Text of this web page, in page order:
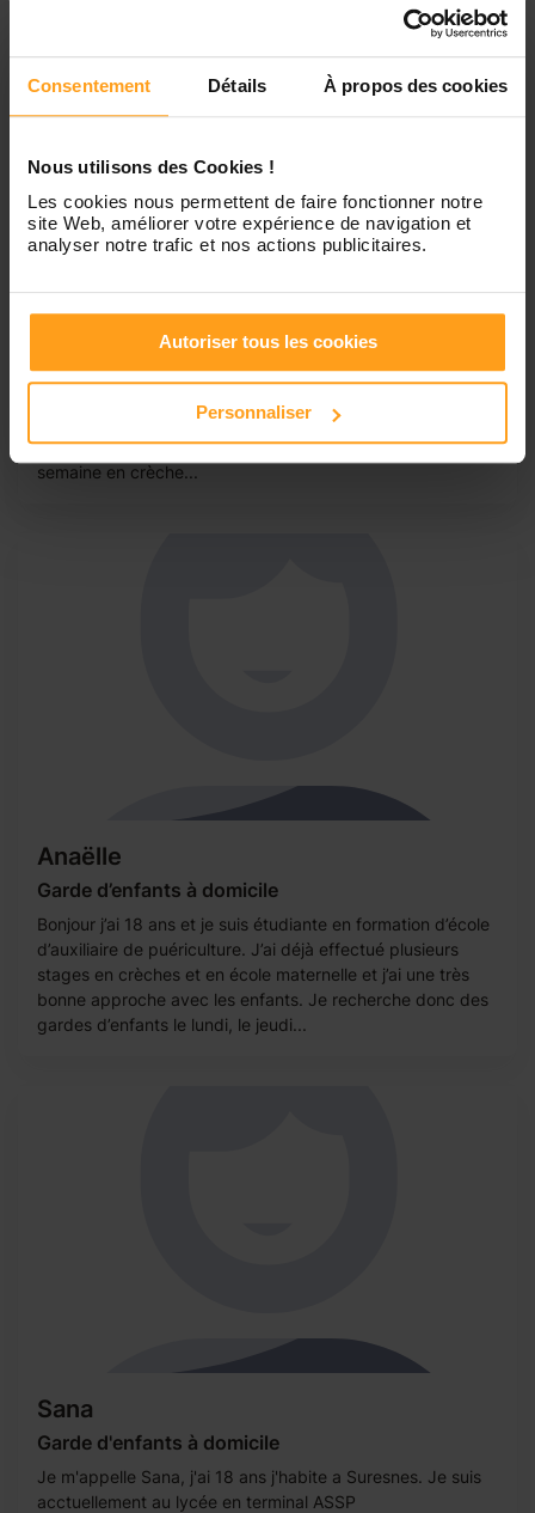
Consentement Détails À propos des cookies
Nous utilisons des Cookies !
Les cookies nous permettent de faire fonctionner notre
site Web, améliorer votre expérience de navigation et
analyser notre trafic et nos actions publicitaires.
Autoriser tous les cookies
Personnaliser
Cherche un babysitting
Bonjour, je mapelle Ariane j'ai 16 ans, j'habite à suresnes.
Je suis actuellement au lycée Étienne jule marey à
ASSP (aide soins service a la personne). Ayant déjà
effectuer pas mal de babysitting et de stage de plus de 6
semaine en crèche...
Anaëlle
Garde d’enfants à domicile
Bonjour j’ai 18 ans et je suis étudiante en formation d’école
d’auxiliaire de puériculture. J’ai déjà effectué plusieurs
stages en crèches et en école maternelle et j’ai une très
bonne approche avec les enfants. Je recherche donc des
gardes d’enfants le lundi, le jeudi...
Sana
Garde d'enfants à domicile
Je m'appelle Sana, j'ai 18 ans j'habite a Suresnes. Je suis
acctuellement au lycée en terminal ASSP